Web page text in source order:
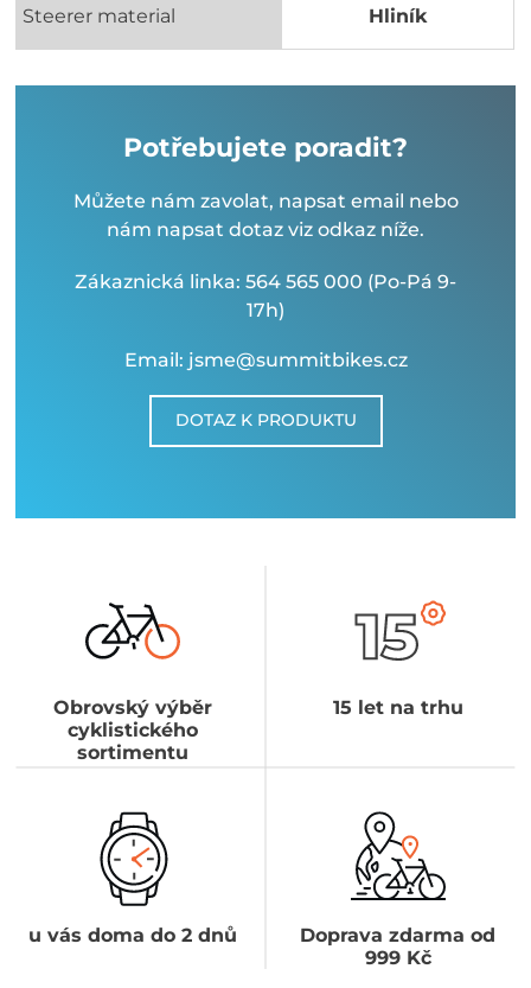
Steerer material Hliník
Potřebujete poradit?
Můžete nám zavolat, napsat email nebo
nám napsat dotaz viz odkaz níže.
Zákaznická linka: 564 565 000 (Po-Pá 9-
17h)
Email: jsme@summitbikes.cz
DOTAZ K PRODUKTU
Obrovský výběr
cyklistického
sortimentu
15 let na trhu
u vás doma do 2 dnů
Doprava zdarma od
999 Kč